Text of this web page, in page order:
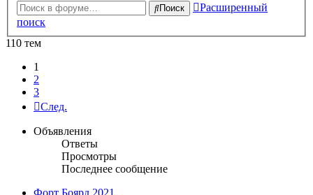
Поиск
Расширенный
поиск
110 тем
1
2
3
След.
Объявления
Ответы
Просмотры
Последнее сообщение
Форт Боярд 2021